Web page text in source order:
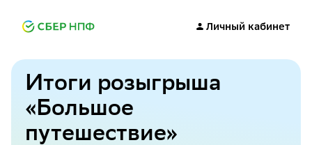
Личный кабинет
Итоги розыгрыша
«Большое
путешествие»